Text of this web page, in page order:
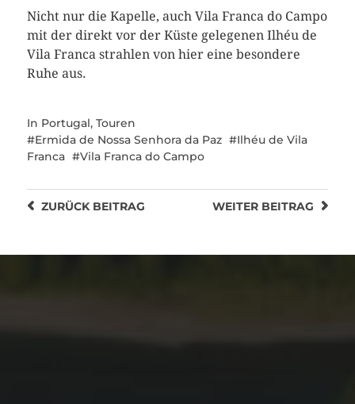
Nicht nur die Kapelle, auch Vila Franca do Campo
mit der direkt vor der Küste gelegenen Ilhéu de
Vila Franca strahlen von hier eine besondere
Ruhe aus.
In Portugal, Touren
Ermida de Nossa Senhora da Paz
Ilhéu de Vila
Franca
Vila Franca do Campo
WEITER BEITRAG
ZURÜCKBEITRAG